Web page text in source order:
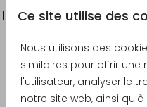
Ce site utilise des
Nous utilisons des
similaires pour offrir une
l'utilisateur, analyser le
notre site web, ainsi
Informations du produit
Description
Carte de remerciement
arche et lune en dorure.